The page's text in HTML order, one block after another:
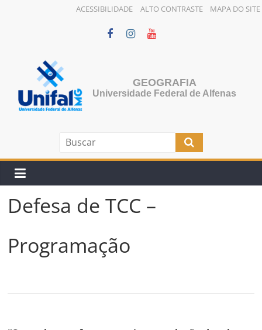
ACESSIBILIDADE ALTO CONTRASTE MAPA DO SITE
conteúdo
GEOGRAFIA
Universidade Federal de Alfenas
Defesa de TCC –
Programação